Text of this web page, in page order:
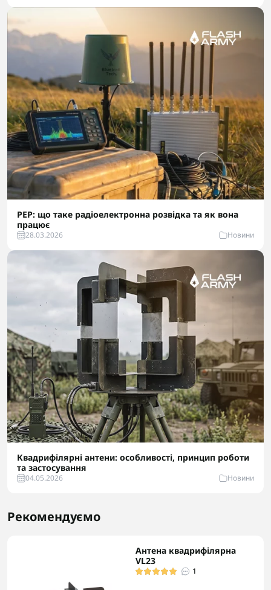
РЕР: що таке радіоелектронна розвідка та як вона
працює
28.03.2026 Новини
Квадрифілярні антени: особливості, принцип роботи
та застосування
04.05.2026 Новини
Рекомендуємо
Антена квадрифілярна
VL23
1